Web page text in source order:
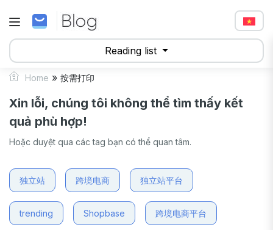
Reading list
Home » 按需打印
Xin lỗi, chúng tôi không thể tìm thấy kết
quả phù hợp!
Hoặc duyệt qua các tag bạn có thể quan tâm.
独立站 跨境电商 独立站平台
trending Shopbase 跨境电商平台